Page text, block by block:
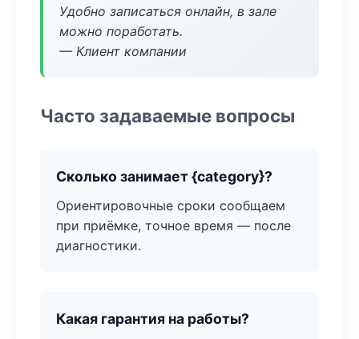
Удобно записаться онлайн, в зале
можно поработать.
— Клиент компании
Часто задаваемые вопросы
Сколько занимает {category}?
Ориентировочные сроки сообщаем
при приёмке, точное время — после
диагностики.
Какая гарантия на работы?